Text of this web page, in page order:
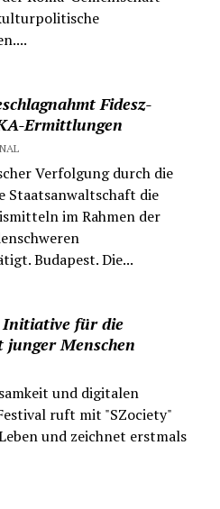
Fidesz-
Ermittlungen
Verfolgung durch die
Staatsanwaltschaft die
im Rahmen der
Budapest. Die...
Initiative für die
junger Menschen
und digitalen
ruft mit "SZociety"
und zeichnet erstmals